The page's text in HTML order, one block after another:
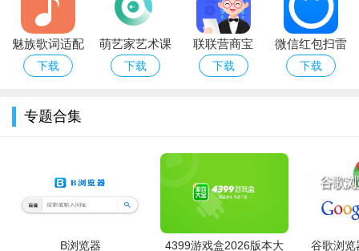
软件功能
1、【短拍小视频】10秒拍出生活好戏,用最简单方式记录生活
等精彩赛事直播，酣畅淋漓！游戏宅必备
3、【爆照广场】男神女神海量私照大曝光，有的看还有得
玩，创新弹幕新玩法，快来让弹幕飞
4、【开启全民直播时代】手机YY可以开播了！现在就拿起你
魅族歌词适配
软件app
下载
萌艺家艺术课
程APP
下载
联联营商宝
app安卓最新
下载
微信红包扫雷
软件（微信全
下载
专题合集
B浏览器
4399游戏盒2026版本大
谷歌浏览